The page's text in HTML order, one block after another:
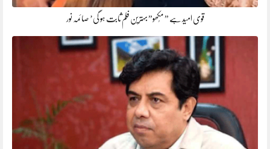
قوی امید ہے ” مُکھو” بہترین فلم ثابت ہو گی’ صائمہ نور